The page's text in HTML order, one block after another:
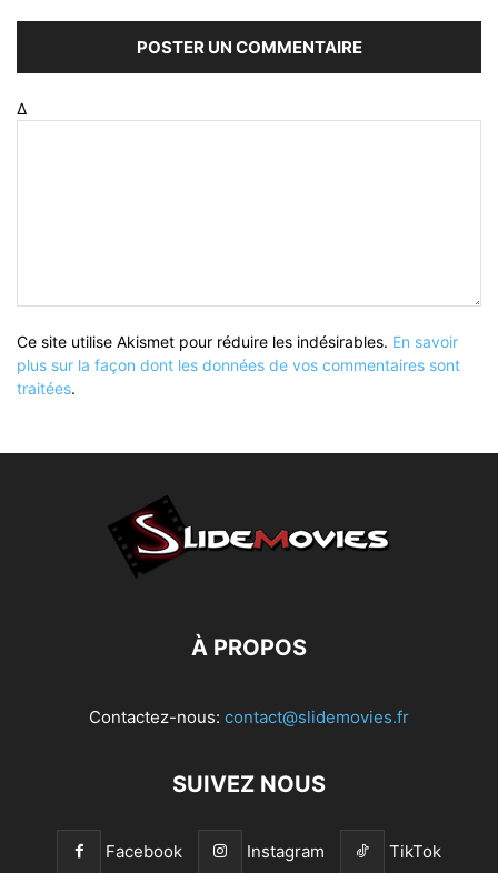
Δ
Ce site utilise Akismet pour réduire les indésirables. En savoir
plus sur la façon dont les données de vos commentaires sont
traitées.
À PROPOS
Contactez-nous: contact@slidemovies.fr
SUIVEZ NOUS
Facebook Instagram TikTok